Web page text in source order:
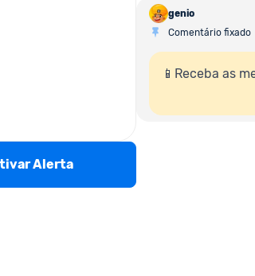
Alerta
genio
Comentário fixado
📱Receba as